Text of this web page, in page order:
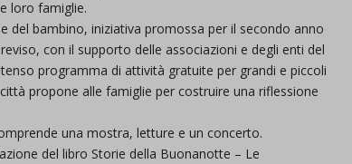
loro famiglie.
del bambino, iniziativa promossa per il secondo anno
con il supporto delle associazioni e degli enti del
programma di attività gratuite per grandi e piccoli
propone alle famiglie per costruire una riflessione
una mostra, letture e un concerto.
del libro Storie della Buonanotte – Le